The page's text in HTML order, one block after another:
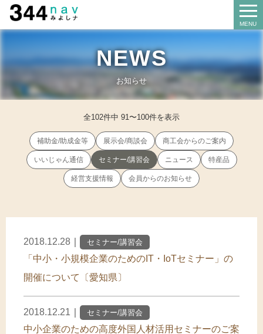
MENU
NEWS
お知らせ
全102件中 91〜100件を表示
補助金/助成金等 展示会/商談会 商工会からのご案内
いいじゃん通信 セミナー/講習会 ニュース 特産品
経営支援情報 会員からのお知らせ
2018.12.28 セミナー/講習会
「中小・小規模企業のためのIT・IoTセミナー」の
開催について〔愛知県〕
2018.12.21 セミナー/講習会
中小企業のための高度外国人材活用セミナーのご案
Search
お店を探す
About us
みよし商工会とは
Our business
事業案内
記帳相談指導
個別企業診断
労働保険事務委託
みよしマップ
お知らせ